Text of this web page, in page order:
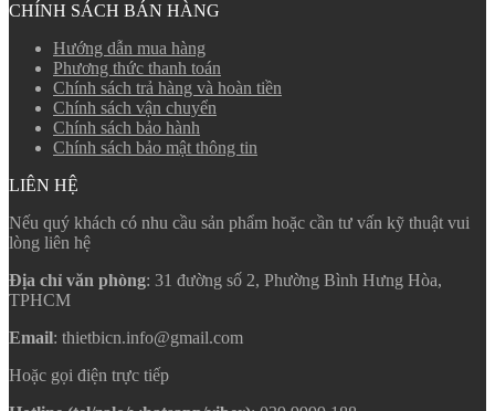
CHÍNH SÁCH BÁN HÀNG
Hướng dẫn mua hàng
Phương thức thanh toán
Chính sách trả hàng và hoàn tiền
Chính sách vận chuyển
Chính sách bảo hành
Chính sách bảo mật thông tin
LIÊN HỆ
Nếu quý khách có nhu cầu sản phẩm hoặc cần tư vấn kỹ thuật vui
lòng liên hệ
Địa chỉ văn phòng: 31 đường số 2, Phường Bình Hưng Hòa,
TPHCM
Email: thietbicn.info@gmail.com
Hoặc gọi điện trực tiếp